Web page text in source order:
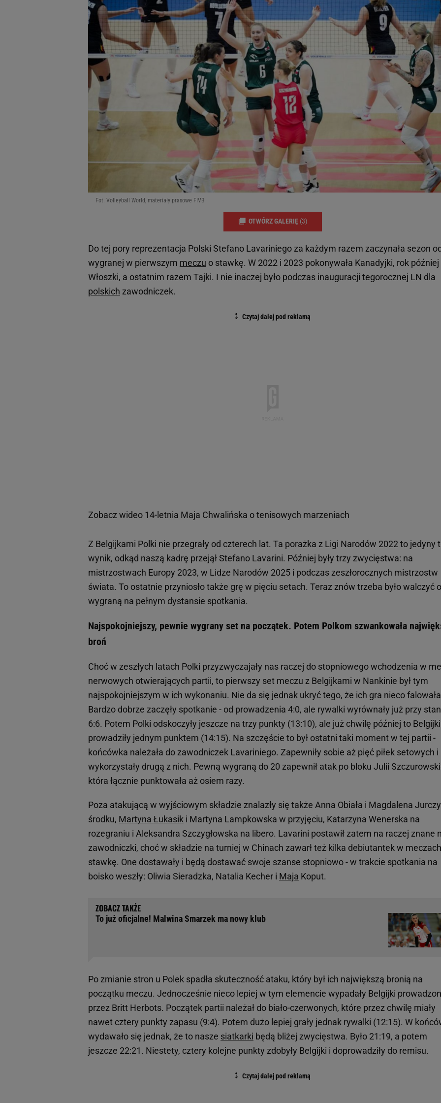
Fot. Volleyball World, materiały prasowe FIVB
OTWÓRZ GALERIĘ (3)
Do tej pory reprezentacja Polski Stefano Lavariniego za każdym razem zaczynała sezon od
wygranej w pierwszym meczu o stawkę. W 2022 i 2023 pokonywała Kanadyjki, rok później
Włoszki, a ostatnim razem Tajki. I nie inaczej było podczas inauguracji tegorocznej LN dla
polskich zawodniczek.
Zobacz wideo 14-letnia Maja Chwalińska o tenisowych marzeniach
Z Belgijkami Polki nie przegrały od czterech lat. Ta porażka z Ligi Narodów 2022 to jedyny
wynik, odkąd naszą kadrę przejął Stefano Lavarini. Później były trzy zwycięstwa: na
mistrzostwach Europy 2023, w Lidze Narodów 2025 i podczas zeszłorocznych mistrzostw
świata. To ostatnie przyniosło także grę w pięciu setach. Teraz znów trzeba było walczyć o
wygraną na pełnym dystansie spotkania.
Najspokojniejszy, pewnie wygrany set na początek. Potem Polkom szwankowała
broń
Choć w zeszłych latach Polki przyzwyczajały nas raczej do stopniowego wchodzenia w
nerwowych otwierających partii, to pierwszy set meczu z Belgijkami w Nankinie był tym
najspokojniejszym w ich wykonaniu. Nie da się jednak ukryć tego, że ich gra nieco
Bardzo dobrze zaczęły spotkanie - od prowadzenia 4:0, ale rywalki wyrównały już przy
6:6. Potem Polki odskoczyły jeszcze na trzy punkty (13:10), ale już chwilę później to Belgijki
prowadziły jednym punktem (14:15). Na szczęście to był ostatni taki moment w tej partii -
końcówka należała do zawodniczek Lavariniego. Zapewniły sobie aż pięć piłek setowych i
wykorzystały drugą z nich. Pewną wygraną do 20 zapewnił atak po bloku Julii
która łącznie punktowała aż osiem razy.
Poza atakującą w wyjściowym składzie znalazły się także Anna Obiała i Magdalena
środku, Martyna Łukasik i Martyna Lampkowska w przyjęciu, Katarzyna Wenerska na
rozegraniu i Aleksandra Szczygłowska na libero. Lavarini postawił zatem na raczej znane
zawodniczki, choć w składzie na turniej w Chinach zawarł też kilka debiutantek w
stawkę. One dostawały i będą dostawać swoje szanse stopniowo - w trakcie spotkania na
boisko weszły: Oliwia Sieradzka, Natalia Kecher i Maja Koput.
To już oficjalne! Malwina Smarzek ma nowy klub
Po zmianie stron u Polek spadła skuteczność ataku, który był ich największą bronią na
początku meczu. Jednocześnie nieco lepiej w tym elemencie wypadały Belgijki
przez Britt Herbots. Początek partii należał do biało-czerwonych, które przez chwilę miały
nawet cztery punkty zapasu (9:4). Potem dużo lepiej grały jednak rywalki (12:15). W
wydawało się jednak, że to nasze siatkarki będą bliżej zwycięstwa. Było 21:19, a potem
jeszcze 22:21. Niestety, cztery kolejne punkty zdobyły Belgijki i doprowadziły do remisu.